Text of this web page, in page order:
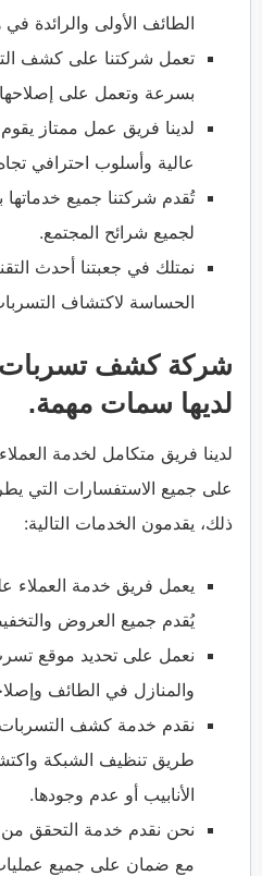
الطائف الأولى والرائدة في
تعمل شركتنا على كشف
بسرعة وتعمل على
لدينا فريق عمل ممتاز يقوم
عالية وأسلوب احترافي
تُقدم شركتنا جميع خدماتها
لجميع شرائح المجتمع.
نمتلك في جعبتنا أحدث
الحساسة لاكتشاف
شركة كشف تسربات
لديها سمات مهمة.
لدينا فريق متكامل لخدمة
على جميع الاستفسارات التي
ذلك، يقدمون الخدمات التالية:
يُقدم جميع العروض
نعمل على تحديد موقع
والمنازل في الطائف
نقدم خدمة كشف
طريق تنظيف الشبكة
الأنابيب أو عدم وجودها.
نحن نقدم خدمة التحقق من
مع ضمان على جميع